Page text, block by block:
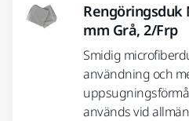
Rengöringsduk
mm Grå, 2/Frp
Smidig
användning och
används vid